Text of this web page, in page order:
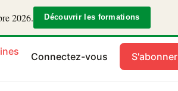
2026. Découvrir les formations
Connectez-vous S'abonner